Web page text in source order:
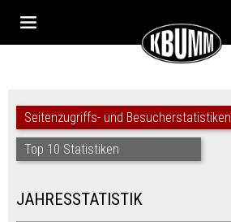
Seitenzugriffs- und Besucherstatistiken
Top 10 Statistiken
JAHRESSTATISTIK